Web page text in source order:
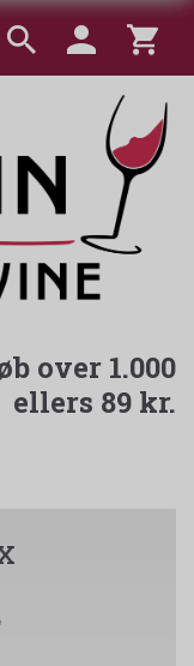
over 1.000
ellers 89 kr.